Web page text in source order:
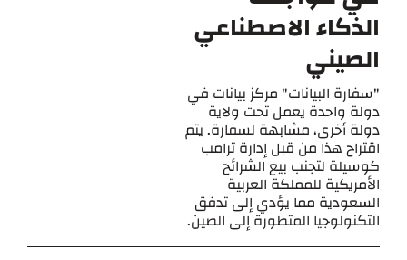
الذكاء الاصطناعي
الصيني
"سفارة البيانات" مركز بيانات في
دولة واحدة يعمل تحت ولاية
دولة أخرى، مشابهة لسفارة. يتم
اقتراح هذا من قبل إدارة ترامب
كوسيلة لتجنب بيع الشرائح
الأمريكية للمملكة العربية
السعودية مما يؤدي إلى تدفق
التكنولوجيا المتطورة إلى الصين.